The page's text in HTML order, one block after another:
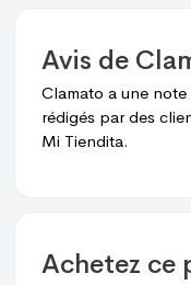
Avis de
Clamato a une note
rédigés par des
Mi Tiendita.
Achetez ce